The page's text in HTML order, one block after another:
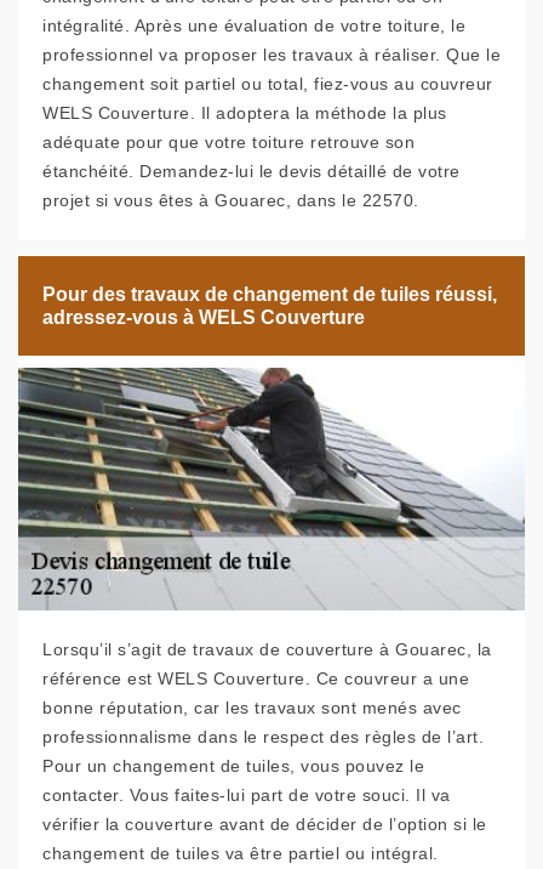
intégralité. Après une évaluation de votre toiture, le
professionnel va proposer les travaux à réaliser. Que le
changement soit partiel ou total, fiez-vous au couvreur
WELS Couverture. Il adoptera la méthode la plus
adéquate pour que votre toiture retrouve son
étanchéité. Demandez-lui le devis détaillé de votre
projet si vous êtes à Gouarec, dans le 22570.
Pour des travaux de changement de tuiles réussi,
adressez-vous à WELS Couverture
Lorsqu’il s’agit de travaux de couverture à Gouarec, la
référence est WELS Couverture. Ce couvreur a une
bonne réputation, car les travaux sont menés avec
professionnalisme dans le respect des règles de l’art.
Pour un changement de tuiles, vous pouvez le
contacter. Vous faites-lui part de votre souci. Il va
vérifier la couverture avant de décider de l’option si le
changement de tuiles va être partiel ou intégral.